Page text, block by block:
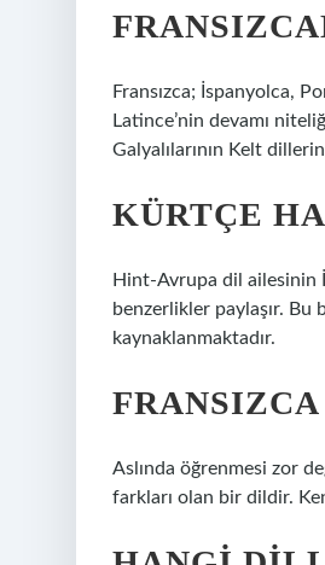
Fransızca; İspanyolca,
Latince’nin devamı
Galyalılarının Kelt
KÜRTÇE
Hint-Avrupa dil ailesinin
benzerlikler paylaşır.
kaynaklanmaktadır.
Aslında öğrenmesi zor
farkları olan bir dildir.